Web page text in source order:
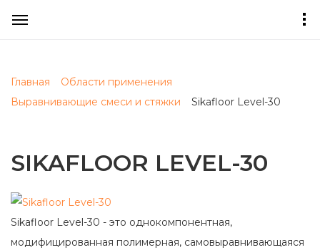
Главная
Области применения
Выравнивающие смеси и стяжки
Sikafloor Level-30
SIKAFLOOR LEVEL-30
Sikafloor Level-30 - это однокомпонентная,
модифицированная полимерная, самовыравнивающаяся